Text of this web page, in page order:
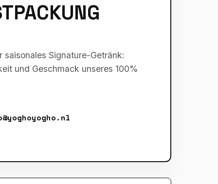
Signature-Getränk:
und Geschmack unseres 100%